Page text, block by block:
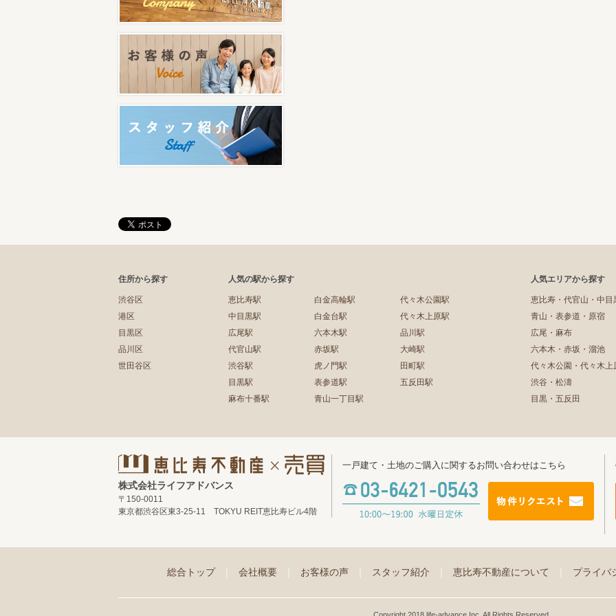
住所から探す
渋谷区
港区
目黒区
品川区
世田谷区
人気の駅から探す
恵比寿駅
中目黒駅
広尾駅
代官山駅
渋谷駅
目黒駅
麻布十番駅
白金高輪駅
白金台駅
六本木駅
赤坂駅
虎ノ門駅
表参道駅
青山一丁目駅
代々木公園駅
代々木上原駅
品川駅
大崎駅
田町駅
五反田駅
人気エリアから探す
恵比寿・代官山・中目
青山・表参道・原宿
広尾・麻布
六本木・赤坂・溜池
代々木公園・代々木上
渋谷・松濤
目黒・五反田
株式会社ライフアドバンス
〒150-0011
東京都渋谷区東3-25-11 TOKYU REIT恵比寿ビル4階
一戸建て・土地のご購入に関するお問い合わせはこちら
総合トップ 会社概要 お客様の声 スタッフ紹介 恵比寿不動産について プライバ